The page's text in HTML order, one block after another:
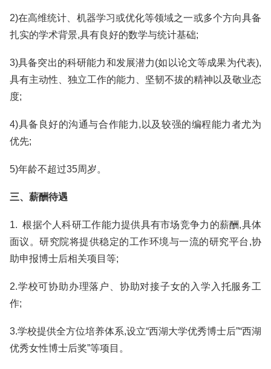
2)在高维统计、机器学习或优化等领域之一或多个方向具备
扎实的学术背景,具有良好的数学与统计基础;
3)具备突出的科研能力和发展潜力(如以论文等成果为代表),
具有主动性、独立工作的能力、坚韧不拔的精神以及敬业态
度;
4)具备良好的沟通与合作能力,以及较强的编程能力者尤为
优先;
5)年龄不超过35周岁。
三、薪酬待遇
1. 根据个人科研工作能力提供具有市场竞争力的薪酬,具体
面议。研究院将提供稳定的工作环境与一流的研究平台,协
助申报博士后相关项目等;
2.学校可协助办理落户、协助对接子女的入学入托服务工
作;
3.学校提供全方位培养体系,设立“西湖大学优秀博士后”“西湖
优秀女性博士后奖”等项目。